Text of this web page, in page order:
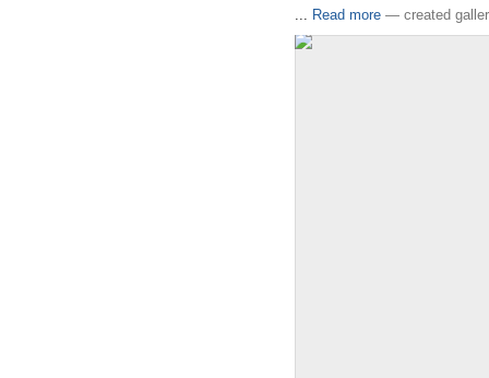
​... Read more — created